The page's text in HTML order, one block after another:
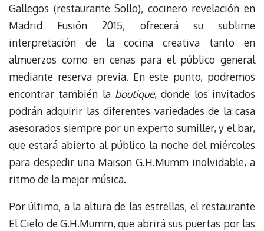
Gallegos (restaurante Sollo), cocinero revelación en
Madrid Fusión 2015, ofrecerá su sublime
interpretación de la cocina creativa tanto en
almuerzos como en cenas para el público general
mediante reserva previa. En este punto, podremos
encontrar también laboutique, donde los invitados
podrán adquirir las diferentes variedades de la casa
asesorados siempre por un experto sumiller, y el bar,
que estará abierto al público la noche del miércoles
para despedir una Maison G.H.Mumm inolvidable, a
ritmo de la mejor música.
Por último, a la altura de las estrellas, el restaurante
El Cielo de G.H.Mumm, que abrirá sus puertas por las